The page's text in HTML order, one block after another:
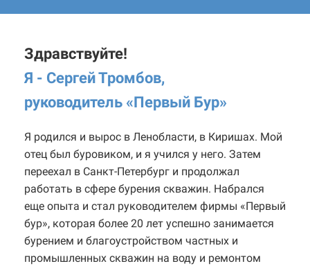
Здравствуйте!
Я - Сергей Тромбов,
руководитель «Первый Бур»
Я родился и вырос в Ленобласти, в Киришах. Мой
отец был буровиком, и я учился у него. Затем
переехал в Санкт-Петербург и продолжал
работать в сфере бурения скважин. Набрался
еще опыта и стал руководителем фирмы «Первый
бур», которая более 20 лет успешно занимается
бурением и благоустройством частных и
промышленных скважин на воду и ремонтом